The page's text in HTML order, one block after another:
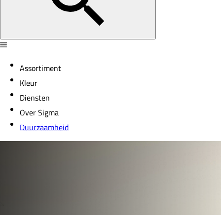
Assortiment
Kleur
Diensten
Over Sigma
Duurzaamheid